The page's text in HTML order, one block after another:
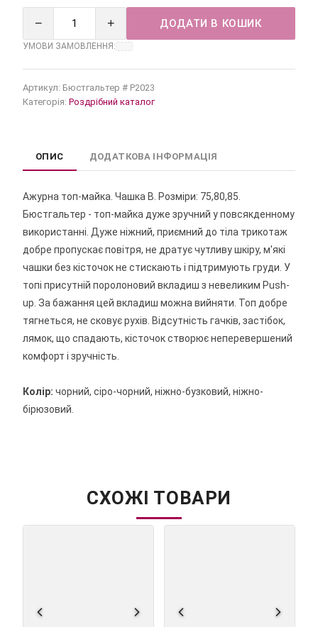
− + ДОДАТИ В КОШИК
УМОВИ ЗАМОВЛЕННЯ:
Артикул: Бюстгальтер # Р2023
Категорія: Роздрібний каталог
ОПИС ДОДАТКОВА ІНФОРМАЦІЯ
Ажурна топ-майка. Чашка В. Розміри: 75,80,85.
Бюстгальтер - топ-майка дуже зручний у повсякденному
використанні. Дуже ніжний, приємний до тіла трикотаж
добре пропускає повітря, не дратує чутливу шкіру, м'які
чашки без кісточок не стискають і підтримують груди. У
топі присутній поролоновий вкладиш з невеликим Push-
up. За бажання цей вкладиш можна вийняти. Топ добре
тягнеться, не сковує рухів. Відсутність гачків, застібок,
лямок, що спадають, кісточок створює неперевершений
комфорт і зручність.
Колір: чорний, сіро-чорний, ніжно-бузковий, ніжно-
бірюзовий.
СХОЖІ ТОВАРИ